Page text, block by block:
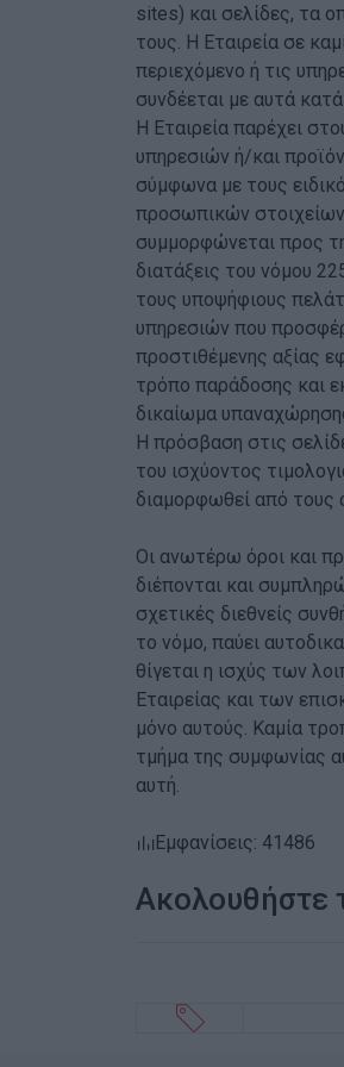
sites) και σελίδες, τα
τους. Η Εταιρεία σε
περιεχόμενο ή τις
συνδέεται με αυτά
Η Εταιρεία παρέχει
υπηρεσιών ή/και
σύμφωνα με τους
προσωπικών
συμμορφώνεται προς
διατάξεις του νόμου
τους υποψήφιους
υπηρεσιών που
προστιθέμενης αξίας
τρόπο παράδοσης και
δικαίωμα
Η πρόσβαση στις
του ισχύοντος
διαμορφωθεί από τους
Οι ανωτέρω όροι και
διέπονται και
σχετικές διεθνείς
το νόμο, παύει
θίγεται η ισχύς των
Εταιρείας και των
μόνο αυτούς. Καμία
τμήμα της συμφωνίας
αυτή.
Εμφανίσεις: 41486
Ακολουθήστε